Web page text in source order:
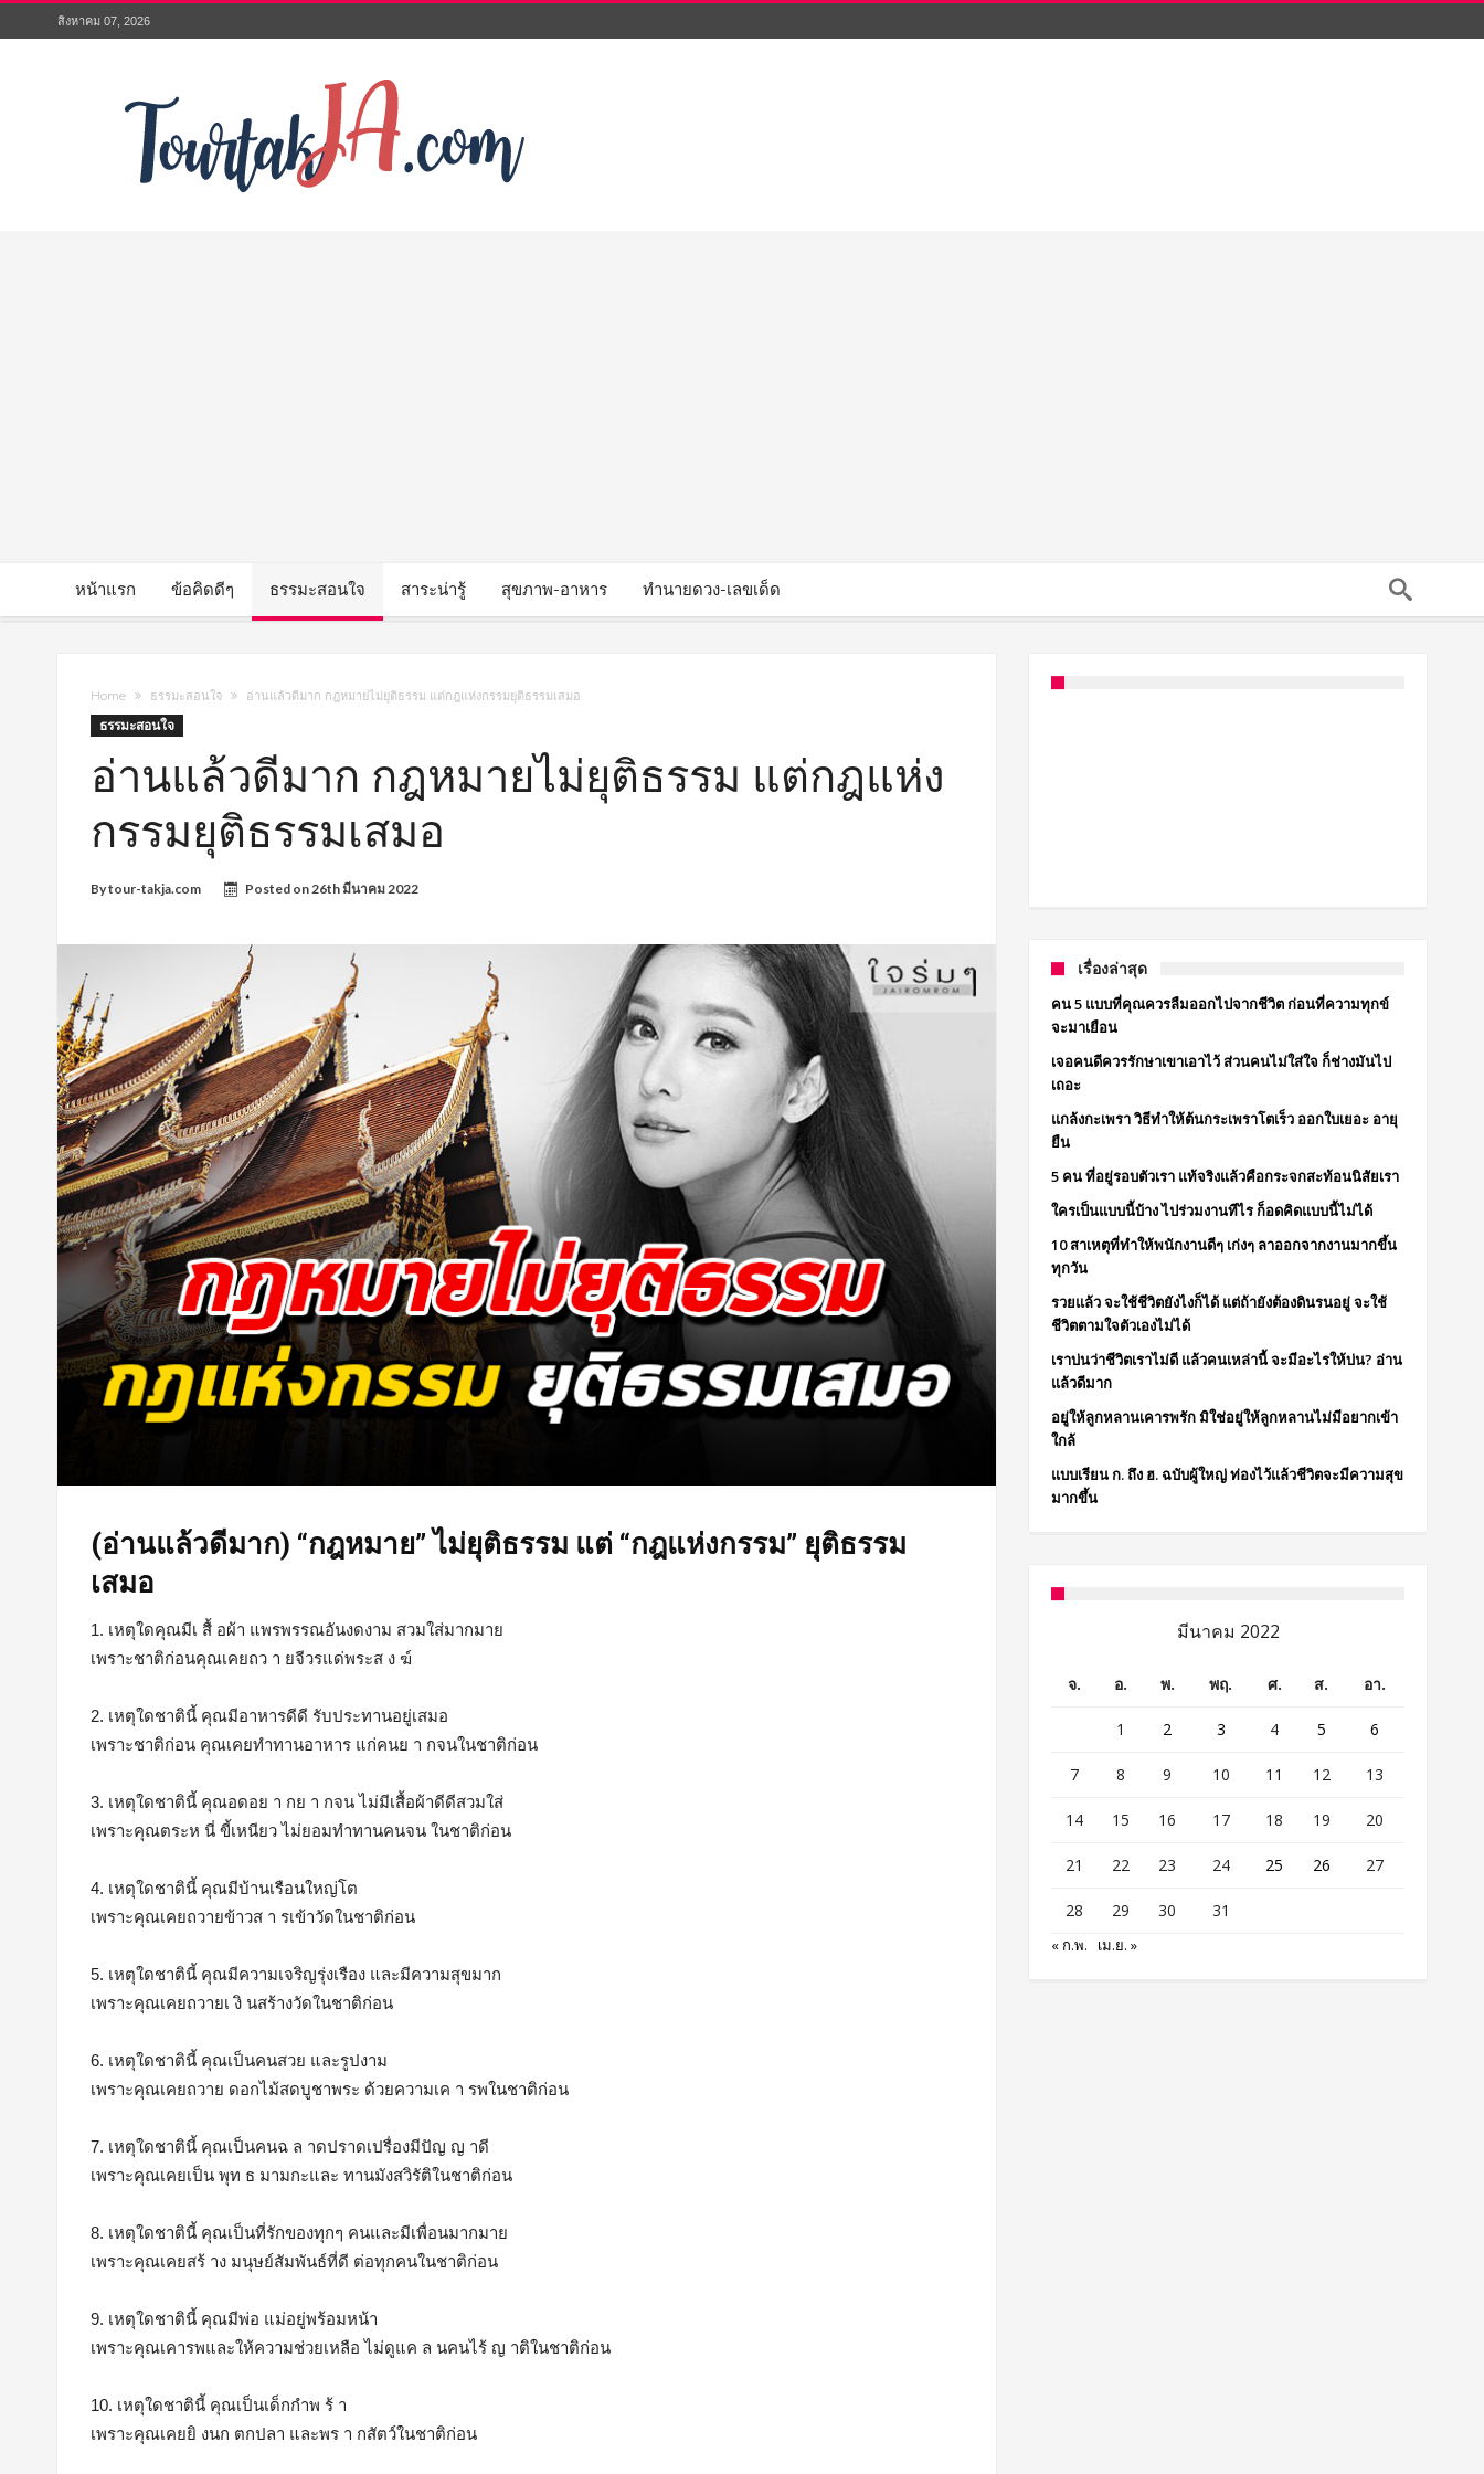
สิงหาคม 07, 2026
หน้าแรก ข้อคิดดีๆ ธรรมะสอนใจ สาระน่ารู้ สุขภาพ-อาหาร ทำนายดวง-เลขเด็ด
Home ธรรมะสอนใจ อ่านแล้วดีมาก กฎหมายไม่ยุติธรรม แต่กฎแห่งกรรมยุติธรรมเสมอ
ธรรมะสอนใจ
อ่านแล้วดีมาก กฎหมายไม่ยุติธรรม แต่กฎแห่ง
กรรมยุติธรรมเสมอ
Bytour-takja.com Posted on26th มีนาคม 2022
(อ่านแล้วดีมาก) “กฎหมาย” ไม่ยุติธรรม แต่ “กฎแห่งกรรม” ยุติธรรม
เสมอ
1. เหตุใดคุณมีเ สื้ อผ้า แพรพรรณอันงดงาม สวมใส่มากมาย
เพราะชาติก่อนคุณเคยถว า ยจีวรแด่พระส ง ฆ์
2. เหตุใดชาตินี้ คุณมีอาหารดีดี รับประทานอยู่เสมอ
เพราะชาติก่อน คุณเคยทำทานอาหาร แก่คนย า กจนในชาติก่อน
3. เหตุใดชาตินี้ คุณอดอย า กย า กจน ไม่มีเสื้อผ้าดีดีสวมใส่
เพราะคุณตระห นี่ ขี้เหนียว ไม่ยอมทำทานคนจน ในชาติก่อน
4. เหตุใดชาตินี้ คุณมีบ้านเรือนใหญ่โต
เพราะคุณเคยถวายข้าวส า รเข้าวัดในชาติก่อน
5. เหตุใดชาตินี้ คุณมีความเจริญรุ่งเรือง และมีความสุขมาก
เพราะคุณเคยถวายเ งิ นสร้างวัดในชาติก่อน
6. เหตุใดชาตินี้ คุณเป็นคนสวย และรูปงาม
เพราะคุณเคยถวาย ดอกไม้สดบูชาพระ ด้วยความเค า รพในชาติก่อน
7. เหตุใดชาตินี้ คุณเป็นคนฉ ล าดปราดเปรื่องมีปัญ ญ าดี
เพราะคุณเคยเป็น พุท ธ มามกะและ ทานมังสวิรัติในชาติก่อน
8. เหตุใดชาตินี้ คุณเป็นที่รักของทุกๆ คนและมีเพื่อนมากมาย
เพราะคุณเคยสร้ าง มนุษย์สัมพันธ์ที่ดี ต่อทุกคนในชาติก่อน
9. เหตุใดชาตินี้ คุณมีพ่อ แม่อยู่พร้อมหน้า
เพราะคุณเคารพและให้ความช่วยเหลือ ไม่ดูแค ล นคนไร้ ญ าติในชาติก่อน
10. เหตุใดชาตินี้ คุณเป็นเด็กกำพ ร้ า
เพราะคุณเคยยิ งนก ตกปลา และพร า กสัตว์ในชาติก่อน
เรื่องล่าสุด
คน 5 แบบที่คุณควรลืมออกไปจากชีวิต ก่อนที่ความทุกข์
จะมาเยือน
เจอคนดีควรรักษาเขาเอาไว้ ส่วนคนไม่ใส่ใจ ก็ช่างมันไป
เถอะ
แกล้งกะเพรา วิธีทำให้ต้นกระเพราโตเร็ว ออกใบเยอะ อายุ
ยืน
5 คน ที่อยู่รอบตัวเรา แท้จริงแล้วคือกระจกสะท้อนนิสัยเรา
ใครเป็นแบบนี้บ้าง ไปร่วมงานทีไร ก็อดคิดแบบนี้ไม่ได้
10 สาเหตุที่ทำให้พนักงานดีๆ เก่งๆ ลาออกจากงานมากขึ้น
ทุกวัน
รวยแล้ว จะใช้ชีวิตยังไงก็ได้ แต่ถ้ายังต้องดินรนอยู่ จะใช้
ชีวิตตามใจตัวเองไม่ได้
เราบ่นว่าชีวิตเราไม่ดี แล้วคนเหล่านี้ จะมีอะไรให้บ่น? อ่าน
แล้วดีมาก
อยู่ให้ลูกหลานเคารพรัก มิใช่อยู่ให้ลูกหลานไม่มีอยากเข้า
ใกล้
แบบเรียน ก. ถึง ฮ. ฉบับผู้ใหญ่ ท่องไว้แล้วชีวิตจะมีความสุข
มากขึ้น
มีนาคม 2022
จ. อ. พ. พฤ. ศ. ส. อา.
1 2 3 4 5 6
7 8 9 10 11 12 13
14 15 16 17 18 19 20
21 22 23 24 25 26 27
28 29 30 31
« ก.พ. เม.ย. »